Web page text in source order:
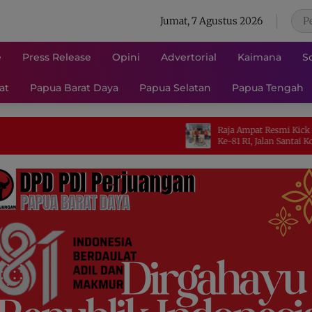
Jumat, 7 Agustus 2026
Press Release Opini Advertorial Kaimana
Papua Barat Daya Papua Selatan Papua Tengah
Raja Ampat Resmi Kick Off Semarak
Ke-81 RI, Jalan Santai Kobarkan
Persatuan dan Nasionalisme